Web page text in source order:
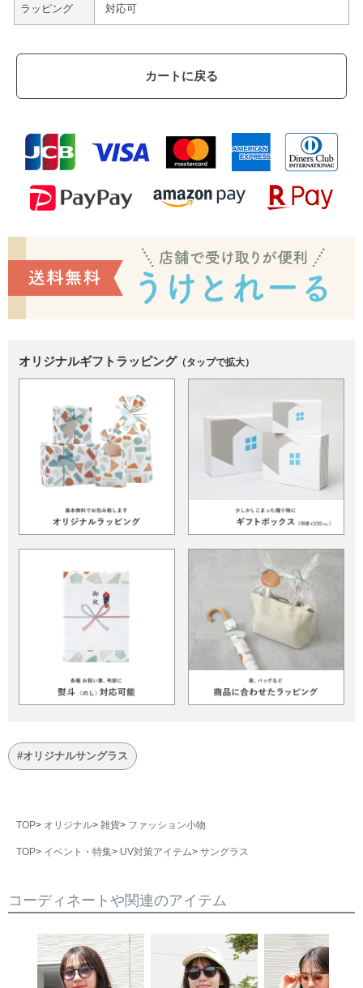
ラッピング 対応可
カートに戻る
オリジナルギフトラッピング （タップで拡大）
#オリジナルサングラス
TOP オリジナル 雑貨 ファッション小物
TOP イベント・特集 UV対策アイテム サングラス
コーディネートや関連のアイテム